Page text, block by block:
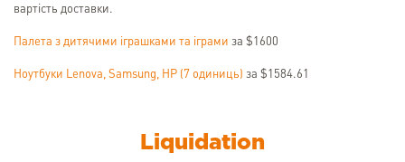
вартість доставки.
Палета з дитячими іграшками та іграми за $1600
Ноутбуки Lenova, Samsung, HP (7 одиниць) за $1584.61
Liquidation